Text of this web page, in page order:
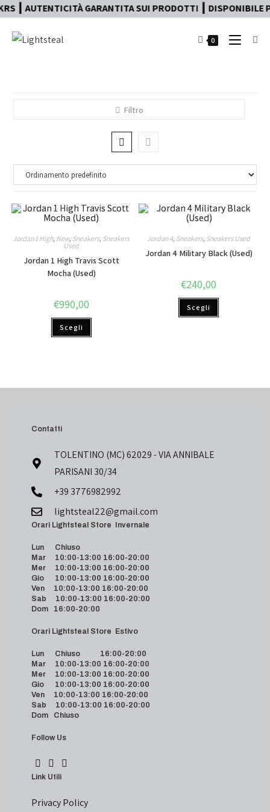
GARANTITA SUI PRODOTTI ┃
0
Filtro
Jordan 1 High, New, Sneakers, Sneakers
Used
Jordan 1 High Travis Scott
Mocha (Used)
€990,00
Scegli
Jordan 4, Sneakers, Sneakers Used
Jordan 4 Military Black (Used)
€240,00
Scegli
Contatti
TOLENTINO (MC) 62029 - VIA ANNIBALE
PARISANI 30/34
+39 3776982992
lightsteal22@gmail.com
Orari Lightsteal Store Invernale
Lun Chiuso
Mar 10:00-13:00 16:00-20:00
Mer 10:00-13:00 16:00-20:00
Gio 10:00-13:00 16:00-20:00
Ven 10:00-13:00 16:00-20:00
Sab 10:00-13:00 16:00-20:00
Dom 16:00-20:00
Orari Lightsteal Store Estivo
Lun Chiuso 16:00-20:00
Mar 10:00-13:00 16:00-20:00
Mer 10:00-13:00 16:00-20:00
Gio 10:00-13:00 16:00-20:00
Ven 10:00-13:00 16:00-20:00
Sab 10:00-13:00 16:00-20:00
Dom Chiuso
Follow Us
Link Utili
Privacy Policy